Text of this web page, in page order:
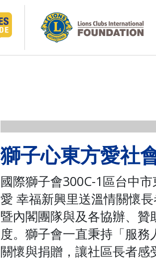
獅子心東方愛社
國際獅子會300C-1區台中
愛 幸福新興里送溫情關懷
暨內閣團隊與及各協辦、
度。獅子會一直秉持「服
關懷與捐贈，讓社區長者感